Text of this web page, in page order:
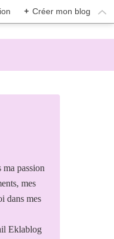
+ Créer mon blog
passion
mes
dans mes
Eklablog